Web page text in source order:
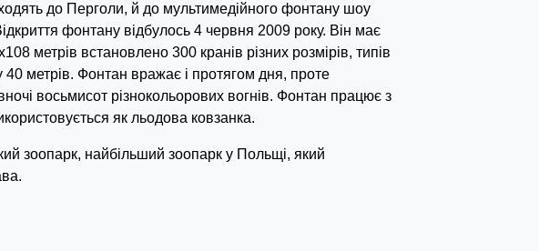
до Перголи, й до мультимедійного фонтану шоу
фонтану відбулось 4 червня 2009 року. Він має
метрів встановлено 300 кранів різних розмірів, типів
метрів. Фонтан вражає і протягом дня, проте
восьмисот різнокольорових вогнів. Фонтан працює з
як льодова ковзанка.
зоопарк, найбільший зоопарк у Польщі, який